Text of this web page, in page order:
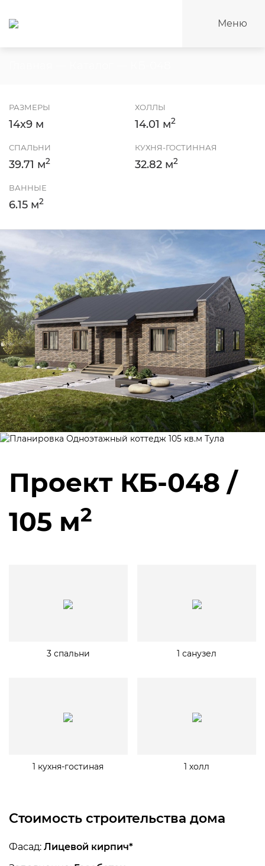
Меню
РАЗМЕРЫ
14x9 м
ХОЛЛЫ
14.01 м2
СПАЛЬНИ
39.71 м2
КУХНЯ-ГОСТИННАЯ
32.82 м2
ВАННЫЕ
6.15 м2
Проект КБ-048 /
105 м2
3 спальни 1 санузел
1 кухня-гостиная 1 холл
Стоимость строительства дома
Фасад: Лицевой кирпич*